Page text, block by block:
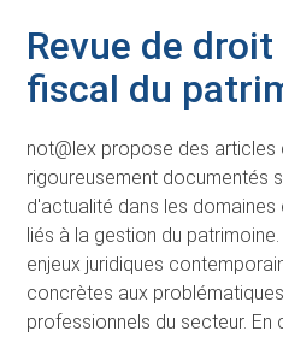
Revue de
fiscal du
not@lex propose des
rigoureusement documentés
d'actualité dans les
liés à la gestion du
enjeux juridiques
concrètes aux
professionnels du secteur. En